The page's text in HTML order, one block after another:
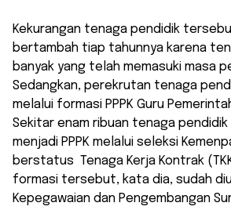
Kekurangan tenaga pendidik
bertambah tiap tahunnya karena
banyak yang telah memasuki masa
Sedangkan, perekrutan tenaga
melalui formasi PPPK Guru
Sekitar enam ribuan tenaga
menjadi PPPK melalui seleksi
berstatus Tenaga Kerja Kontrak
formasi tersebut, kata dia, sudah
Kepegawaian dan Pengembangan